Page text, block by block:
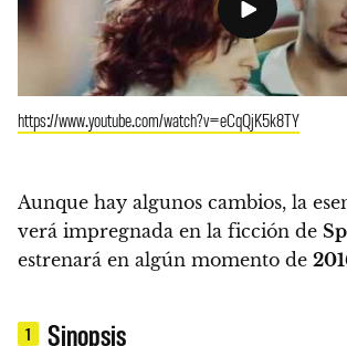
https://www.youtube.com/watch?v=eCqQjK5k8TY
Aunque hay algunos cambios, la
verá impregnada en la ficción de
estrenará en algún momento de
1 Sinopsis